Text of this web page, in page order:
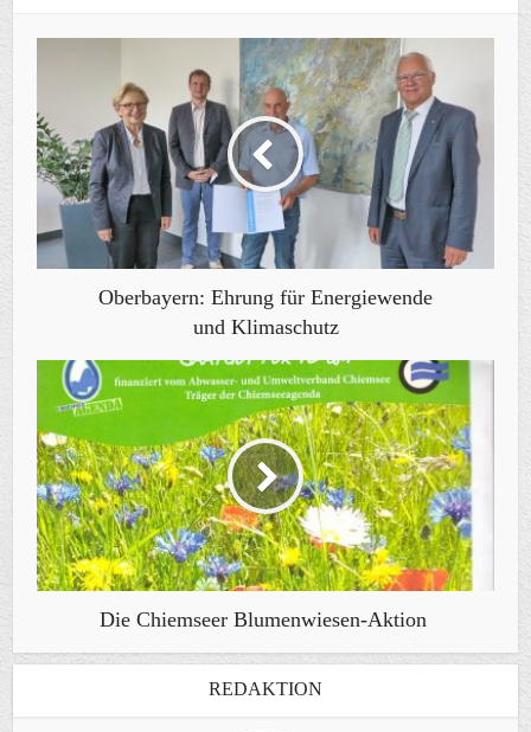
Oberbayern: Ehrung für Energiewende
und Klimaschutz
Die Chiemseer Blumenwiesen-Aktion
REDAKTION